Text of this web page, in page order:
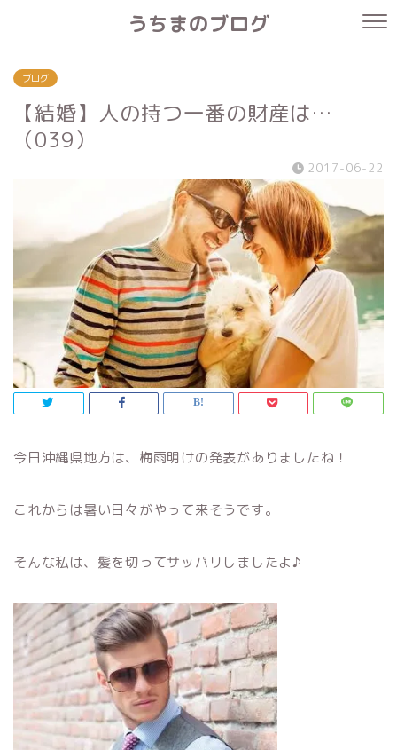
うちまのブログ
ブログ
【結婚】人の持つ一番の財産は…
（039）
2017-06-22
今日沖縄県地方は、梅雨明けの発表がありましたね！
これからは暑い日々がやって来そうです。
そんな私は、髪を切ってサッパリしましたよ♪